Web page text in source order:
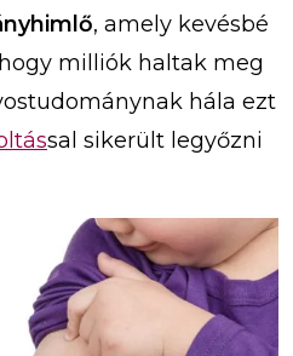
, amely kevésbé
milliók haltak meg
hála ezt
sal sikerült legyőzni